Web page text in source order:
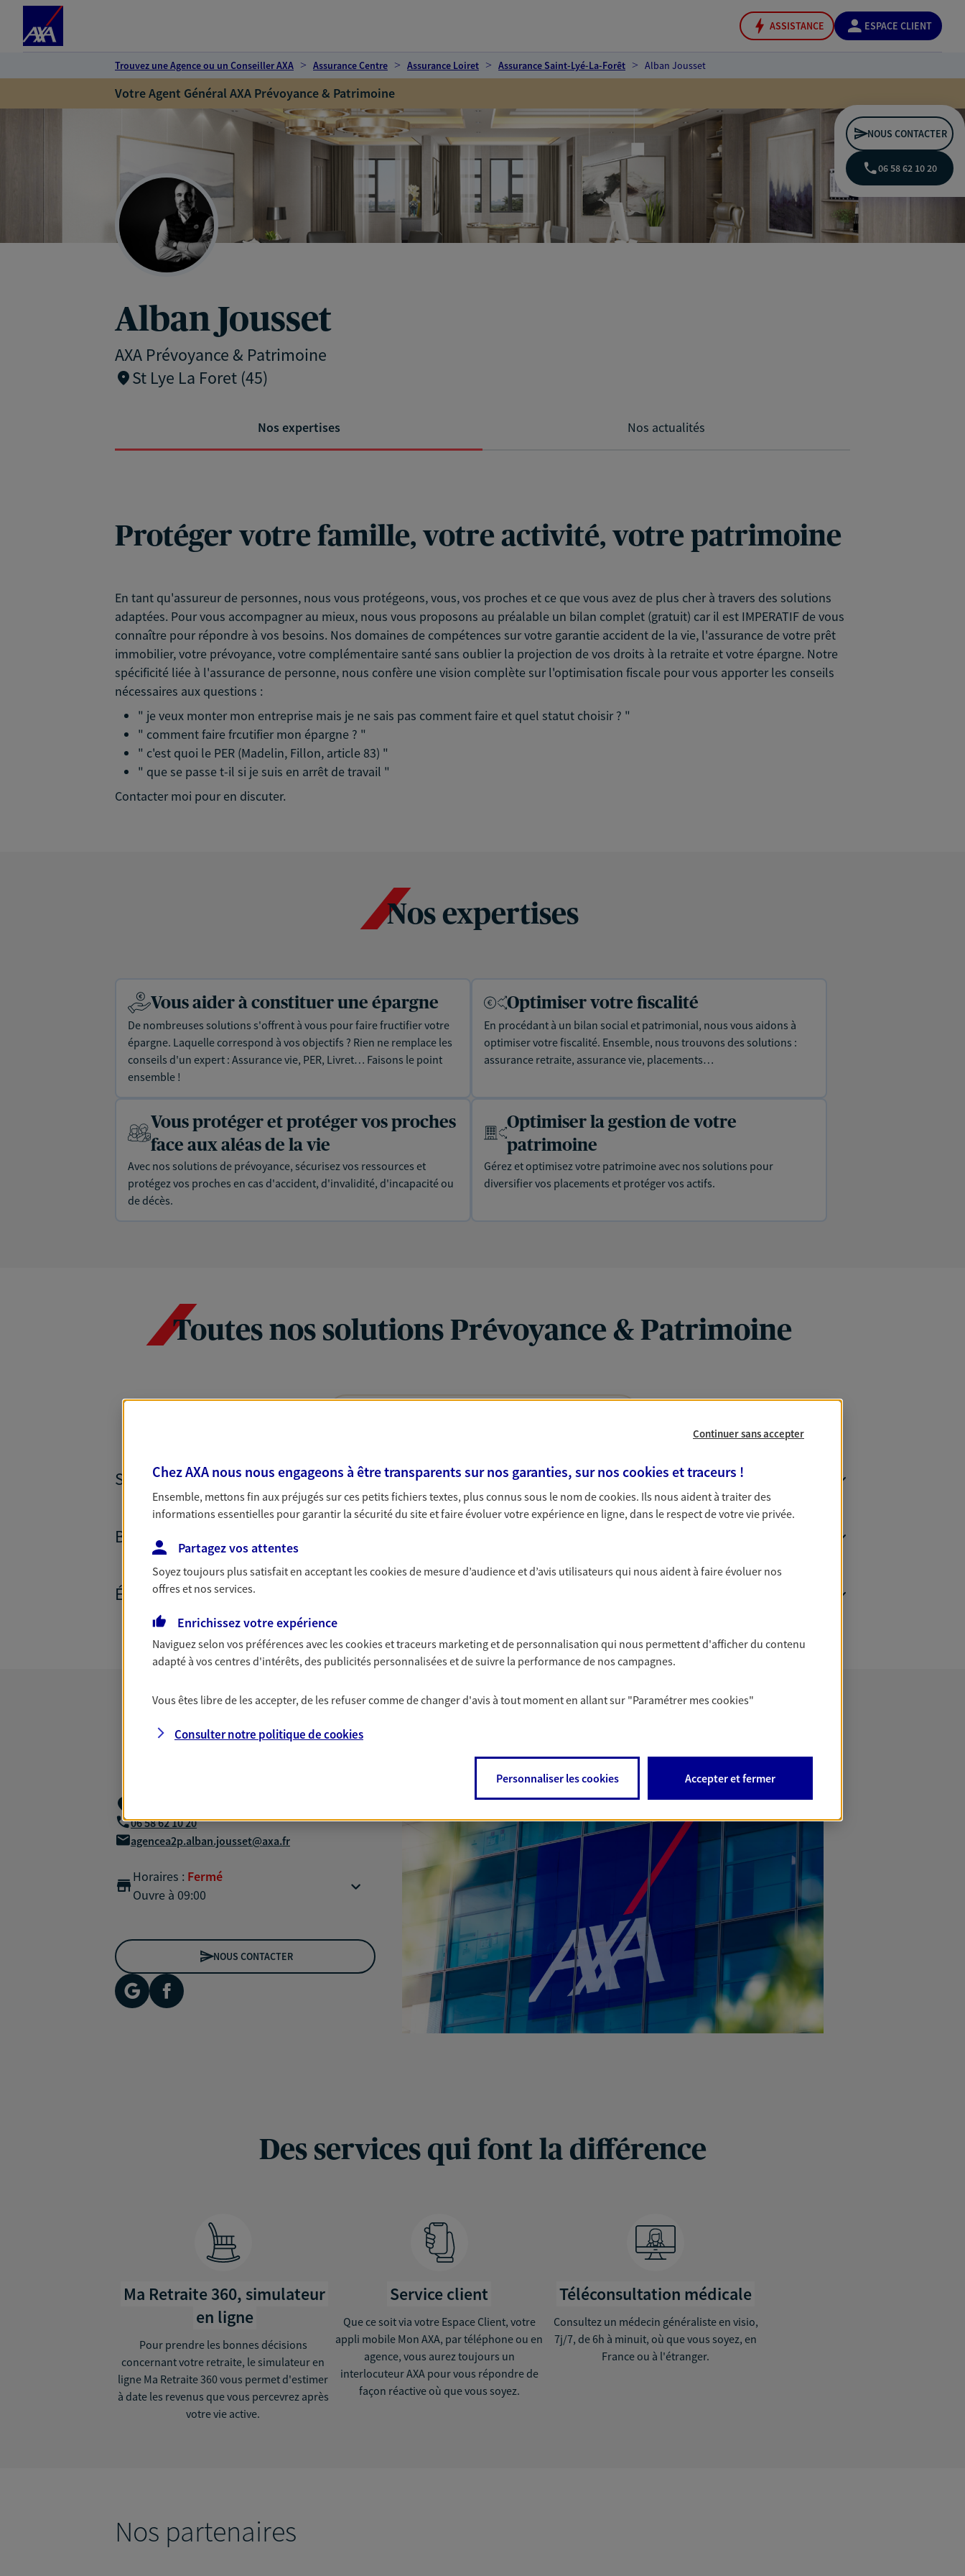
ASSISTANCE ESPACE CLIENT
Trouvez une Agence ou un Conseiller AXA Assurance Centre Assurance Loiret Assurance Saint-Lyé-La-Forêt Alban Jousset
Votre Agent Général AXA Prévoyance & Patrimoine
Alban Jousset
AXA Prévoyance & Patrimoine
St Lye La Foret (45)
NOUS CONTACTER
06 58 62 10 20
Nos expertises Nos actualités
Protéger votre famille, votre activité, votre patrimoine
En tant qu'assureur de personnes, nous vous protégeons, vous, vos proches et ce que vous avez de plus cher à travers des solutions
adaptées. Pour vous accompagner au mieux, nous vous proposons au préalable un bilan complet (gratuit) car il est IMPERATIF de vous
connaître pour répondre à vos besoins. Nos domaines de compétences sur votre garantie accident de la vie, l'assurance de votre prêt
immobilier, votre prévoyance, votre complémentaire santé sans oublier la projection de vos droits à la retraite et votre épargne. Notre
spécificité liée à l'assurance de personne, nous confère une vision complète sur l'optimisation fiscale pour vous apporter les conseils
nécessaires aux questions :
" je veux monter mon entreprise mais je ne sais pas comment faire et quel statut choisir ? "
" comment faire frcutifier mon épargne ? "
" c'est quoi le PER (Madelin, Fillon, article 83) "
" que se passe t-il si je suis en arrêt de travail "
Contacter moi pour en discuter.
Nos expertises
Vous aider à constituer une épargne
De nombreuses solutions s'offrent à vous pour faire fructifier votre
épargne. Laquelle correspond à vos objectifs ? Rien ne remplace les
conseils d'un expert : Assurance vie, PER, Livret… Faisons le point
ensemble !
Optimiser votre fiscalité
En procédant à un bilan social et patrimonial, nous vous aidons à
optimiser votre fiscalité. Ensemble, nous trouvons des solutions :
assurance retraite, assurance vie, placements…
Vous protéger et protéger vos proches
face aux aléas de la vie
Avec nos solutions de prévoyance, sécurisez vos ressources et
protégez vos proches en cas d'accident, d'invalidité, d'incapacité ou
de décès.
Optimiser la gestion de votre
patrimoine
Gérez et optimisez votre patrimoine avec nos solutions pour
diversifier vos placements et protéger vos actifs.
Toutes nos solutions Prévoyance & Patrimoine
SANTÉ ET PRÉVOYANCE
BANQUE ET CRÉDITS
ÉPARGNE ET RETRAITE
06 58 62 10 20
agencea2p.alban.jousset@axa.fr
Horaires : Fermé
Ouvre à 09:00
NOUS CONTACTER
Des services qui font la différence
Ma Retraite 360, simulateur
en ligne
Pour prendre les bonnes décisions
concernant votre retraite, le simulateur en
ligne Ma Retraite 360 vous permet d'estimer
à date les revenus que vous percevrez après
votre vie active.
Service client
Que ce soit via votre Espace Client, votre
appli mobile Mon AXA, par téléphone ou en
agence, vous aurez toujours un
interlocuteur AXA pour vous répondre de
façon réactive où que vous soyez.
Téléconsultation médicale
Consultez un médecin généraliste en visio,
7j/7, de 6h à minuit, où que vous soyez, en
France ou à l'étranger.
Nos partenaires
Continuer sans accepter
Chez AXA nous nous engageons à être transparents sur nos garanties, sur nos cookies et traceurs !
Ensemble, mettons fin aux préjugés sur ces petits fichiers textes, plus connus sous le nom decookies. Ils nous aident à traiter des
informations essentielles pour garantir la sécurité du site et faire évoluer votre expérience en ligne, dans le respect de votre vie privée.
Partagez vos attentes
Soyez toujours plus satisfait en acceptant lescookiesde mesure d’audience et d’avis utilisateurs qui nous aident à faire évoluer nos
offres et nos services.
Enrichissez votre expérience
Naviguez selon vos préférences avec lescookies et traceurs marketing et de personnalisation qui nous permettent d'afficher du contenu
adapté à vos centres d'intérêts, des publicités personnalisées et de suivre la performance de nos campagnes.
Vous êtes libre de les accepter, de les refuser comme de changer d'avis à tout moment en allant sur "Paramétrer mescookies"
Consulter notre politique decookies
Personnaliser les cookies Accepter et fermer